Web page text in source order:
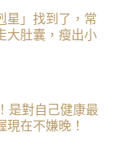
星」找到了，常
大肚囊，瘦出小
是對自己健康最
現在不嫌晚！